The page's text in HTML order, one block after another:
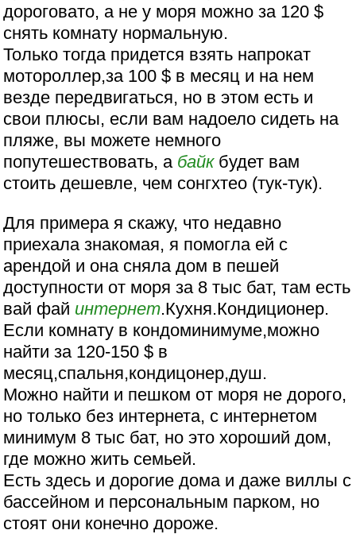
дороговато, а не у моря можно за 120 $
снять комнату нормальную.
Только тогда придется взять напрокат
мотороллер,за 100 $ в месяц и на нем
везде передвигаться, но в этом есть и
свои плюсы, если вам надоело сидеть на
пляже, вы можете немного
попутешествовать, а байкбудет вам
стоить дешевле, чем сонгхтео (тук-тук).
Для примера я скажу, что недавно
приехала знакомая, я помогла ей с
арендой и она сняла дом в пешей
доступности от моря за 8 тыс бат, там есть
вай фай интернет.Кухня.Кондиционер.
Если комнату в кондоминимуме,можно
найти за 120-150 $ в
месяц,спальня,кондицонер,душ.
Можно найти и пешком от моря не дорого,
но только без интернета, с интернетом
минимум 8 тыс бат, но это хороший дом,
где можно жить семьей.
Есть здесь и дорогие дома и даже виллы с
бассейном и персональным парком, но
стоят они конечно дороже.